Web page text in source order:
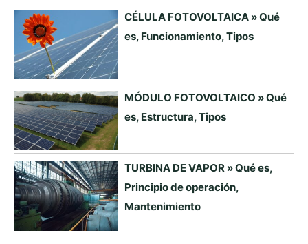
CÉLULA FOTOVOLTAICA » Qué
es, Funcionamiento, Tipos
MÓDULO FOTOVOLTAICO » Qué
es, Estructura, Tipos
TURBINA DE VAPOR » Qué es,
Principio de operación,
Mantenimiento